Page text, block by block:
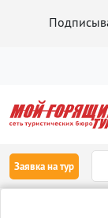
Заявка на тур